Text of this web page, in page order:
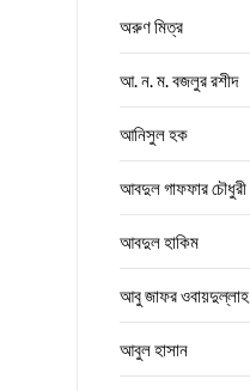
অরুণ মিত্র
আ. ন. ম. বজলুর রশীদ
আনিসুল হক
আবদুল গাফফার চৌধুরী
আবদুল হাকিম
আবু জাফর ওবায়দুল্লাহ
আবুল হাসান